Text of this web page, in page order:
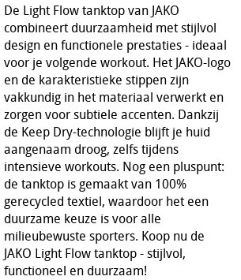
De Light Flow tanktop van JAKO
combineert duurzaamheid met stijlvol
design en functionele prestaties - ideaal
voor je volgende workout. Het JAKO-logo
en de karakteristieke stippen zijn
vakkundig in het materiaal verwerkt en
zorgen voor subtiele accenten. Dankzij
de Keep Dry-technologie blijft je huid
aangenaam droog, zelfs tijdens
intensieve workouts. Nog een pluspunt:
de tanktop is gemaakt van 100%
gerecycled textiel, waardoor het een
duurzame keuze is voor alle
milieubewuste sporters. Koop nu de
JAKO Light Flow tanktop - stijlvol,
functioneel en duurzaam!